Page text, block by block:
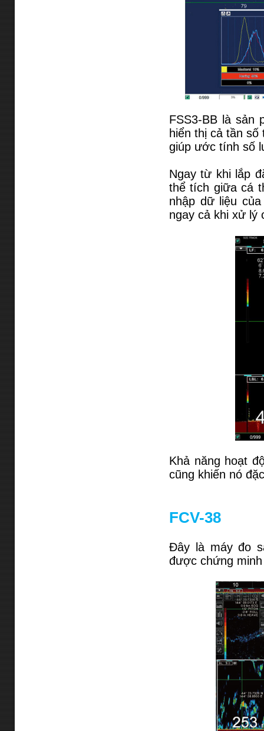
FSS3-BB là sản
hiển thị cả tần
giúp ước tính số
Ngay từ khi lắp
thể tích giữa cá
nhập dữ liệu
ngay cả khi xử lý
Khả năng hoạt
cũng khiến nó
FCV-38
Đây là máy đo
được chứng